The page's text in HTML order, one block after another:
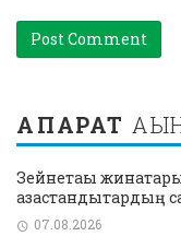
АҚПАРАТ
Зейнетақы
07.08.2026